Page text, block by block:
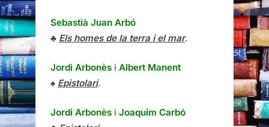
Sebastià Juan Arbó
♣ Els homes de la terra i el mar.
Jordi Arbonès i Albert Manent
♠ Epistolari.
Jordi Arbonès i Joaquim Carbó